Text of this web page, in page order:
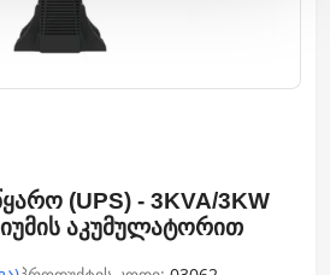
(UPS) - 3KVA/3KW
აკუმულატორით